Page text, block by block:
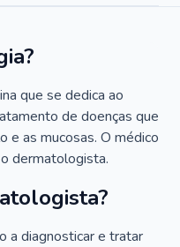
que se dedica ao
de doenças que
e as mucosas. O médico
dermatologista.
a diagnosticar e tratar